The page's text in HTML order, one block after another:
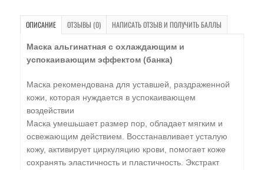
ОПИСАНИЕ ОТЗЫВЫ (0) НАПИСАТЬ ОТЗЫВ И ПОЛУЧИТЬ БАЛЛЫ
Маска альгинатная с охлаждающим и
успокаивающим эффектом (банка)
Маска рекомендована для уставшей, раздраженной
кожи, которая нуждается в успокаивающем
воздействии
Маска умешьшает размер пор, обладает мягким и
освежающим действием. Восстанавливает усталую
кожу, активирует циркуляцию крови, помогает коже
сохранять эластичность и пластичность. Экстракт